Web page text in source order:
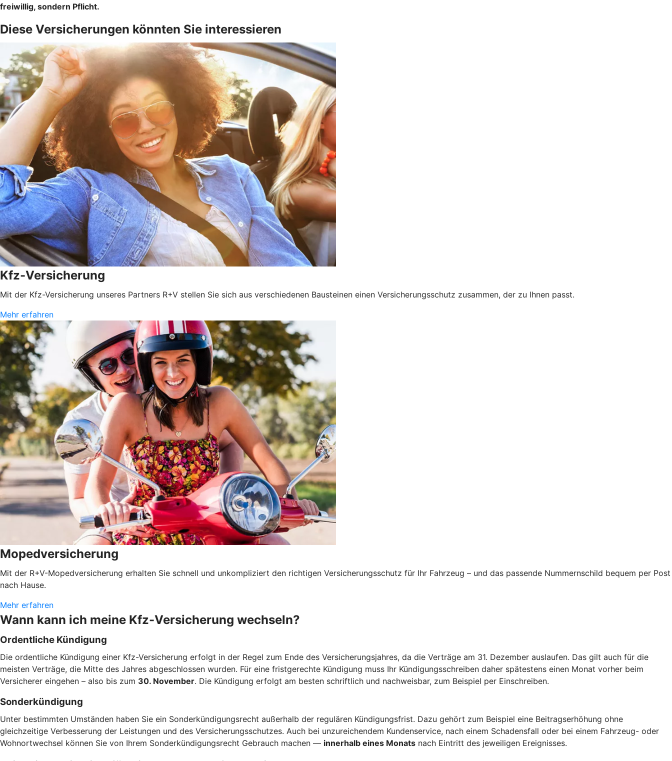
freiwillig, sondern Pflicht.
Diese Versicherungen könnten Sie interessieren
Kfz-Versicherung
Mit der Kfz-Versicherung unseres Partners R+V stellen Sie sich aus verschiedenen Bausteinen einen Versicherungsschutz zusammen, der zu Ihnen passt.
Mehr erfahren
Mopedversicherung
Mit der R+V-Mopedversicherung erhalten Sie schnell und unkompliziert den richtigen Versicherungsschutz für Ihr Fahrzeug – und das passende Nummernschild bequem per Post
nach Hause.
Mehr erfahren
Wann kann ich meine Kfz-Versicherung wechseln?
Ordentliche Kündigung
Die ordentliche Kündigung einer Kfz-Versicherung erfolgt in der Regel zum Ende des Versicherungsjahres, da die Verträge am 31. Dezember auslaufen. Das gilt auch für die
meisten Verträge, die Mitte des Jahres abgeschlossen wurden. Für eine fristgerechte Kündigung muss Ihr Kündigungsschreiben daher spätestens einen Monat vorher beim
Versicherer eingehen – also bis zum 30. November. Die Kündigung erfolgt am besten schriftlich und nachweisbar, zum Beispiel per Einschreiben.
Sonderkündigung
Unter bestimmten Umständen haben Sie ein Sonderkündigungsrecht außerhalb der regulären Kündigungsfrist. Dazu gehört zum Beispiel eine Beitragserhöhung ohne
gleichzeitige Verbesserung der Leistungen und des Versicherungsschutzes. Auch bei unzureichendem Kundenservice, nach einem Schadensfall oder bei einem Fahrzeug- oder
Wohnortwechsel können Sie von Ihrem Sonderkündigungsrecht Gebrauch machen — innerhalb eines Monats nach Eintritt des jeweiligen Ereignisses.